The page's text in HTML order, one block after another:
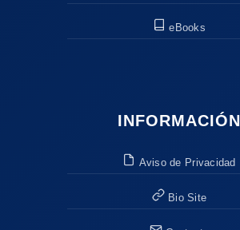
eBooks
INFORMACIÓN
Aviso de Privacidad
Bio Site